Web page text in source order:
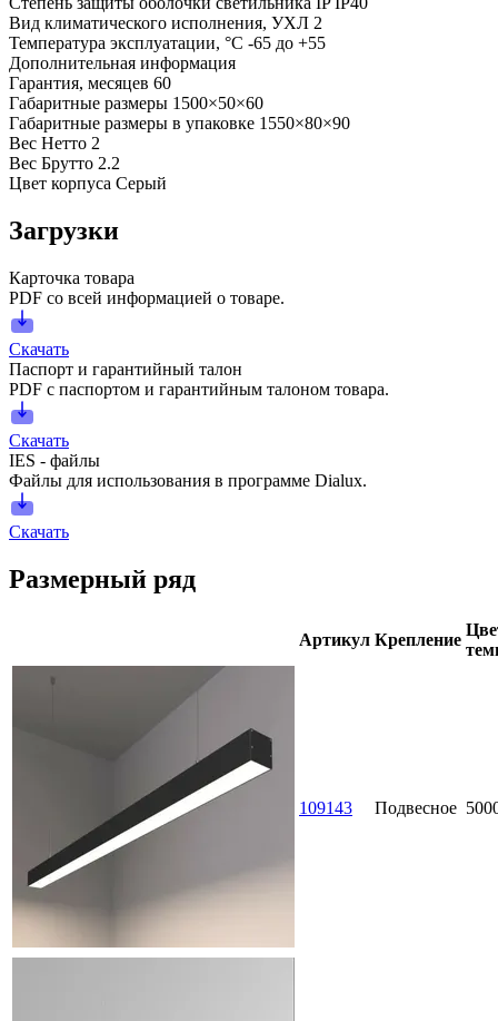
Вид климатического исполнения, УХЛ 2
Температура эксплуатации, °С -65 до +55
Дополнительная информация
Гарантия, месяцев 60
Габаритные размеры 1500×50×60
Габаритные размеры в упаковке 1550×80×90
Вес Нетто 2
Вес Брутто 2.2
Цвет корпуса Серый
Загрузки
Карточка товара
PDF со всей информацией о товаре.
Скачать
Паспорт и гарантийный талон
PDF с паспортом и гарантийным талоном товара.
Скачать
IES - файлы
Файлы для использования в программе Dialux.
Скачать
Размерный ряд
Артикул Крепление
109143 Подвесное